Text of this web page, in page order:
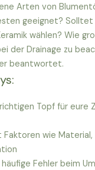
Arten von
geeignet? Solltet
wählen? Wie
der Drainage zu
beantwortet.
Topf für eure
wie Material,
Fehler beim